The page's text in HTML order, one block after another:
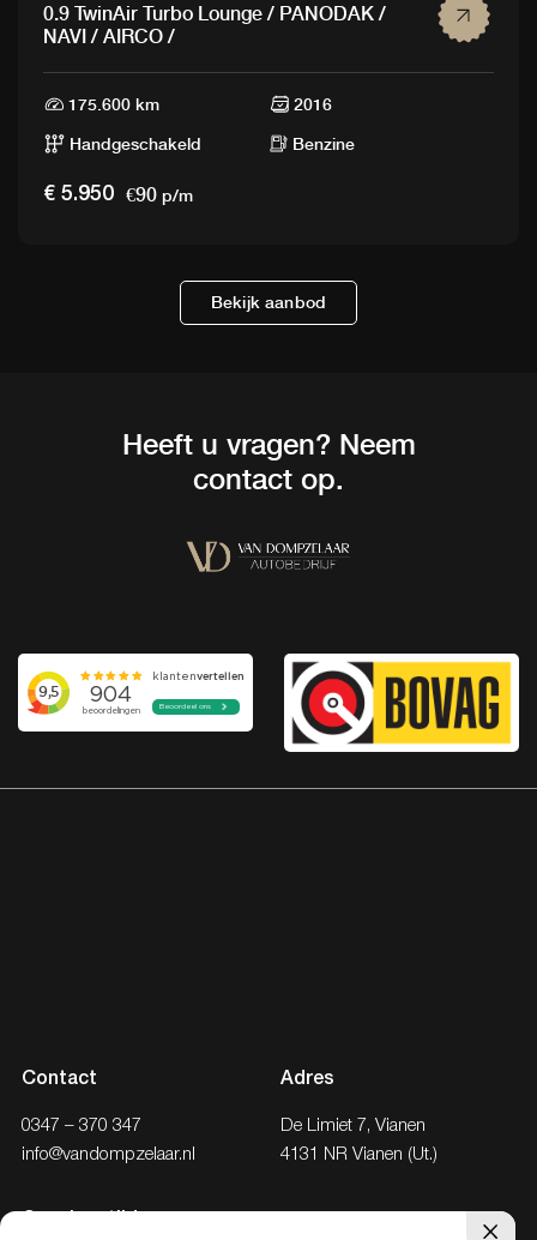
0.9 TwinAir Turbo Lounge / PANODAK /
NAVI / AIRCO /
175.600 km 2016
Handgeschakeld Benzine
€ 5.950 €90 p/m
Bekijk aanbod
Heeft u vragen? Neem
contact op.
Contact
0347 – 370 347
info@vandompzelaar.nl
Adres
De Limiet 7, Vianen
4131 NR Vianen (Ut.)